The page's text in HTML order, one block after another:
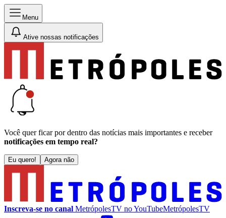
Menu
Ative nossas notificações
Você quer ficar por dentro das notícias mais importantes e receber
notificações em tempo real?
Eu quero! Agora não
Inscreva-se no canal MetrópolesTV noYouTubeMetrópolesTV